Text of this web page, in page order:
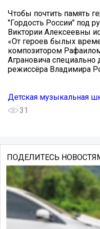
Чтобы почтить память
"Гордость России" под
Виктории Алексеевны
«От героев былых
композитором
Аграновича
режиссёра Владимира
Детская музыкальная
31
ПОДЕЛИТЕСЬ